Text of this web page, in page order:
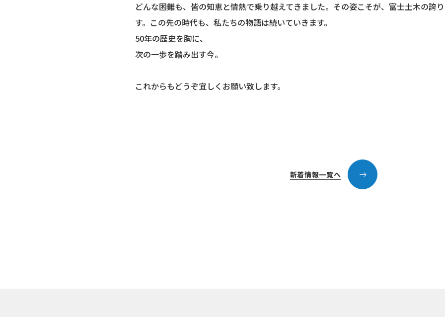
どんな困難も、皆の知恵と情熱で乗り越えてきました。その姿こそが、富士土木の誇
す。この先の時代も、私たちの物語は続いていきます。
50年の歴史を胸に、
次の一歩を踏み出す今。
これからもどうぞ宜しくお願い致します。
新着情報一覧へ